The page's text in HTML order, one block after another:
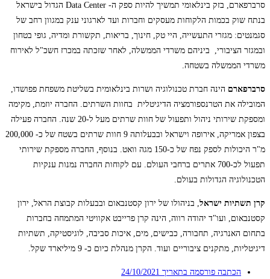
סרברפארם, בזק בינלאומי תמשיך להיות ספק ה- Data Center הגדול בישראל
בנתח שוק בכמות הלקוחות מעסקים וחברות ועד לארגוני ענק במגוון רחב של
סגמנטים: מגזרי התעשייה, היי טק, חינוך, בריאות, תקשורת ומדיה, גופי בטחון
ובמגזר הציבורי, ביניהם משרדי הממשלה, לאחר שזכתה במכרז חשכ"ל לאירוח
משרדי הממשלה בשטחה.
סרברפארם הינה חברת טכנולוגיה ושרות בינלאומית בשליטת משפחת פפושדו,
המובילה את הטרנספורמציה הדיגיטלית בחוות השרתים. החברה יוזמת, מקימה
ומספקת שירותי ניהול ותפעול של חוות שרתים מעל ל-20 שנה. החברה פעילה
בצפון אמריקה, אירופה וישראל ובבעלותה 9 חוות שרתים בשטח של כ- 200,000
מ"ר היכולות לספק נפח של כ-150 מגה וואט. בנוסף, החברה מספקת שירותי
תפעול לכ-700 אתרים ברחבי העולם. עם לקוחות החברה נמנות ענקיות
הטכנולוגיה הגדולות בעולם.
קרן תשתיות ישראל, בניהולו של ירון קסטנבאום ובבעלות קבוצת הראל, ירון
קסטנבאום, ועו"ד יהודה רווה, הינה קרן פרייבט אקוויטי המתמחה בחברות
בתחום האנרגיה, תחבורה, כבישים, מים, איכות סביבה, לוגיסטיקה, תשתיות
דיגיטליות, מתקנים ציבוריים ועוד. הקרן מנהלת כיום כ- 9 מיליארד שקל.
הכתבה פורסמה בתאריך 24/10/2021